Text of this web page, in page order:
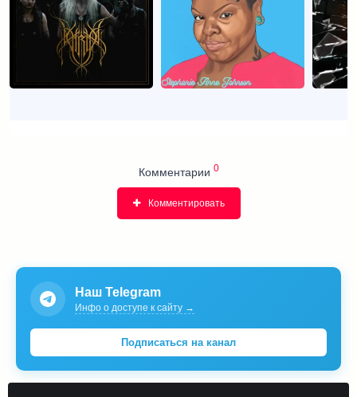
Комментарии 0
Комментировать
Наш Telegram
Инфо о доступе к сайту →
Подписаться на канал